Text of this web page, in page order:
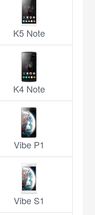
K5 Note
K4 Note
Vibe P1
Vibe S1